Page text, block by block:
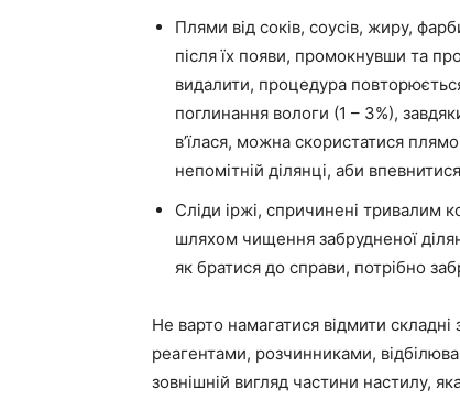
Плями від соків, соусів, жиру,
після їх появи, промокнувши та
видалити, процедура
поглинання вологи (1 – 3%),
в’їлася, можна скористатися
непомітній ділянці, аби
Сліди іржі, спричинені тривалим
шляхом чищення забрудненої
як братися до справи, потрібно
Не варто намагатися відмити
реагентами, розчинниками,
зовнішній вигляд частини настилу,